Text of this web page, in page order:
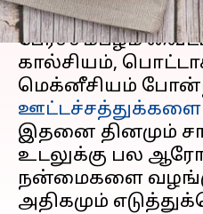
செய்தி முன்னோட்டம்
பேரீச்சம்பழம்
கால்சியம்,
மெக்னீசியம்
ஊட்டச்சத்துக்களை
இதனை தினமும்
உடலுக்கு பல
நன்மைகளை
அதிகமும்